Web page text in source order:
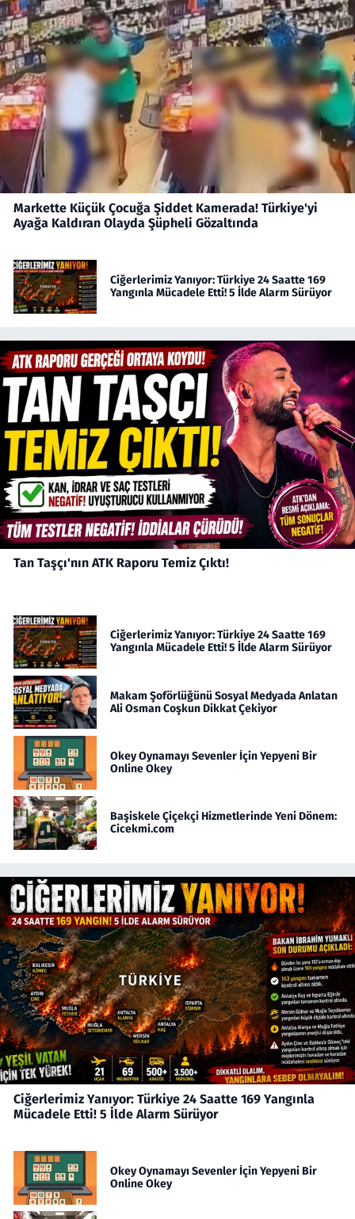
Markette Küçük Çocuğa Şiddet Kamerada! Türkiye'yi
Ayağa Kaldıran Olayda Şüpheli Gözaltında
Ciğerlerimiz Yanıyor: Türkiye 24 Saatte 169
Yangınla Mücadele Etti! 5 İlde Alarm Sürüyor
Tan Taşçı'nın ATK Raporu Temiz Çıktı!
Ciğerlerimiz Yanıyor: Türkiye 24 Saatte 169
Yangınla Mücadele Etti! 5 İlde Alarm Sürüyor
Makam Şoförlüğünü Sosyal Medyada Anlatan
Ali Osman Coşkun Dikkat Çekiyor
Okey Oynamayı Sevenler İçin Yepyeni Bir
Online Okey
Başiskele Çiçekçi Hizmetlerinde Yeni Dönem:
Cicekmi.com
Ciğerlerimiz Yanıyor: Türkiye 24 Saatte 169 Yangınla
Mücadele Etti! 5 İlde Alarm Sürüyor
Okey Oynamayı Sevenler İçin Yepyeni Bir
Online Okey